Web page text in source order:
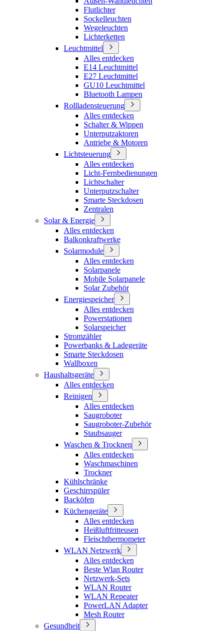
Flutlichter
Sockelleuchten
Wegeleuchten
Lichterketten
Leuchtmittel
Alles entdecken
E14 Leuchtmittel
E27 Leuchtmittel
GU10 Leuchtmittel
Bluetooth Lampen
Rollladensteuerung
Alles entdecken
Schalter & Wippen
Unterputzaktoren
Antriebe & Motoren
Lichtsteuerung
Alles entdecken
Licht-Fernbedienungen
Lichtschalter
Unterputzschalter
Smarte Steckdosen
Zentralen
Solar & Energie
Alles entdecken
Balkonkraftwerke
Solarmodule
Alles entdecken
Solarpanele
Mobile Solarpanele
Solar Zubehör
Energiespeicher
Alles entdecken
Powerstationen
Solarspeicher
Stromzähler
Powerbanks & Ladegeräte
Smarte Steckdosen
Wallboxen
Haushaltsgeräte
Alles entdecken
Reinigen
Alles entdecken
Saugroboter
Saugroboter-Zubehör
Staubsauger
Waschen & Trocknen
Alles entdecken
Waschmaschinen
Trockner
Kühlschränke
Geschirrspüler
Backöfen
Küchengeräte
Alles entdecken
Heißluftfritteusen
Fleischthermometer
WLAN Netzwerk
Alles entdecken
Beste Wlan Router
Netzwerk-Sets
WLAN Router
WLAN Repeater
PowerLAN Adapter
Mesh Router
Gesundheit